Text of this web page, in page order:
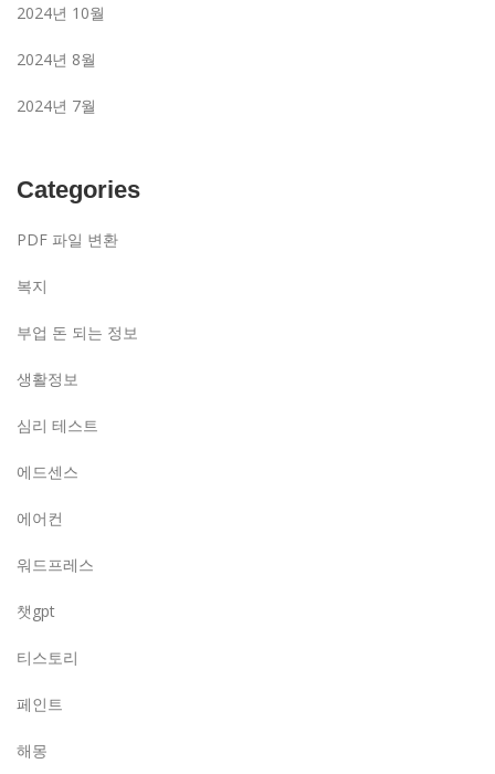
2024년 10월
2024년 8월
2024년 7월
Categories
PDF 파일 변환
복지
부업 돈 되는 정보
생활정보
심리 테스트
에드센스
에어컨
워드프레스
챗gpt
티스토리
페인트
해몽